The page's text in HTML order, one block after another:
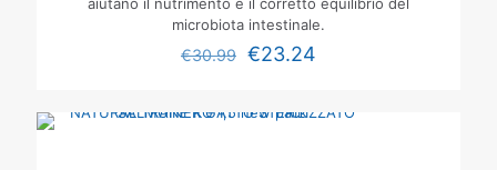
microbiota intestinale.
€30.99 €23.24